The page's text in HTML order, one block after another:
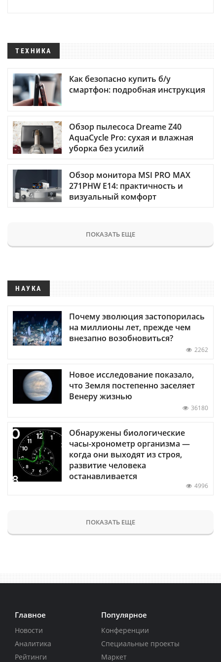
ТЕХНИКА
Как безопасно купить б/у
смартфон: подробная инструкция
Обзор пылесоса Dreame Z40
AquaCycle Pro: сухая и влажная
уборка без усилий
Обзор монитора MSI PRO MAX
271PHW E14: практичность и
визуальный комфорт
ПОКАЗАТЬ ЕЩЕ
НАУКА
Почему эволюция застопорилась
на миллионы лет, прежде чем
внезапно возобновиться?
2262
Новое исследование показало,
что Земля постепенно заселяет
Венеру жизнью
36180
Обнаружены биологические
часы-хронометр организма —
когда они выходят из строя,
развитие человека
останавливается
4996
ПОКАЗАТЬ ЕЩЕ
Главное
Новости
Аналитика
Рейтинги
Популярное
Конференции
Специальные проекты
Маркет